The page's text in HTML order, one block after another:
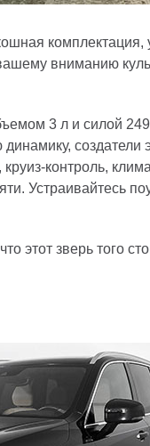
вниманию
3 л и силой
контроль,
Устраивайтесь
этот зверь того